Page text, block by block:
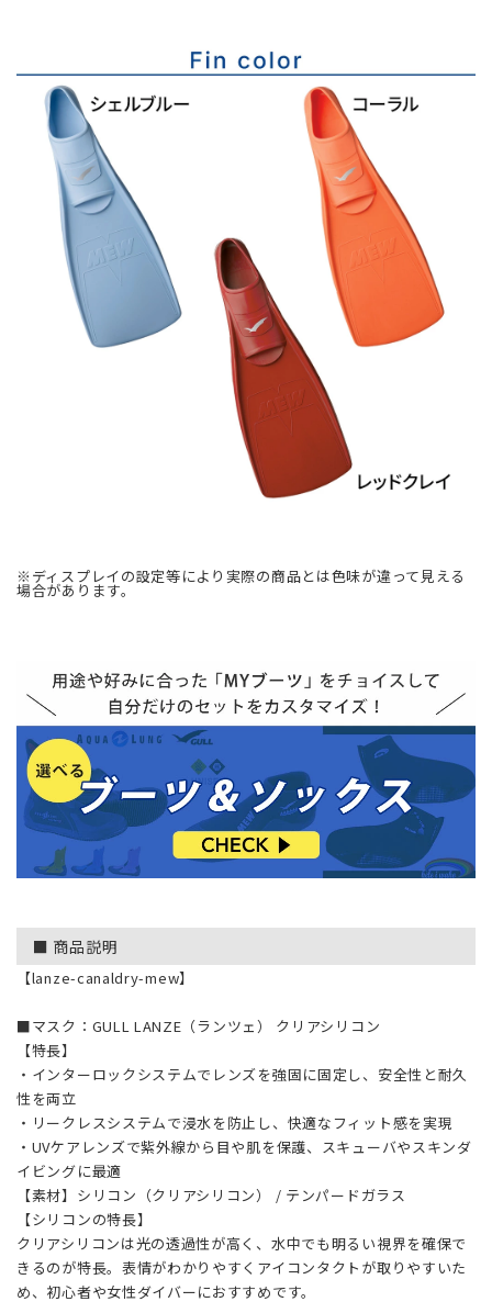
※ディスプレイの設定等により実際の商品とは色味が違って見える
場合があります。
■ 商品説明
【lanze-canaldry-mew】
■マスク：GULL LANZE（ランツェ） クリアシリコン
【特長】
・インターロックシステムでレンズを強固に固定し、安全性と耐久
性を両立
・リークレスシステムで浸水を防止し、快適なフィット感を実現
・UVケアレンズで紫外線から目や肌を保護、スキューバやスキンダ
イビングに最適
【素材】シリコン（クリアシリコン） / テンパードガラス
【シリコンの特長】
クリアシリコンは光の透過性が高く、水中でも明るい視界を確保で
きるのが特長。表情がわかりやすくアイコンタクトが取りやすいた
め、初心者や女性ダイバーにおすすめです。